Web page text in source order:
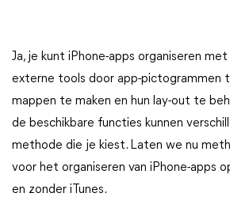
Ja, je kunt iPhone-apps organiseren met
externe tools door app-pictogrammen
mappen te maken en hun lay-out te
de beschikbare functies kunnen
methode die je kiest. Laten we nu
voor het organiseren van iPhone-apps
en zonder iTunes.